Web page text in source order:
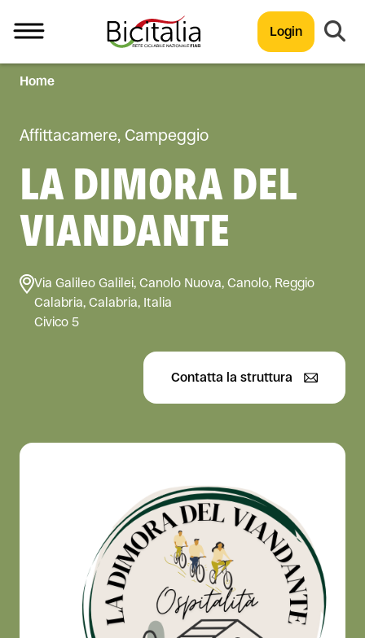
Login
TUTTO
Home
Affittacamere, Campeggio
LA DIMORA DEL
VIANDANTE
Via Galileo Galilei, Canolo Nuova, Canolo, Reggio
Calabria, Calabria, Italia
Civico 5
Contatta la struttura